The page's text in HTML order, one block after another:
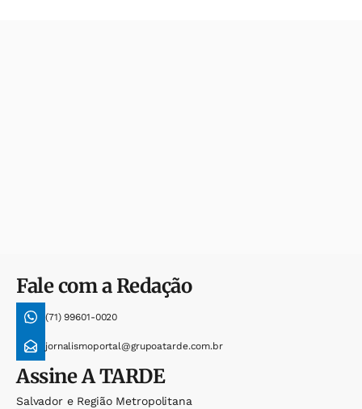
Fale com a Redação
(71) 99601-0020
jornalismoportal@grupoatarde.com.br
AssineA TARDE
Salvador e Região Metropolitana